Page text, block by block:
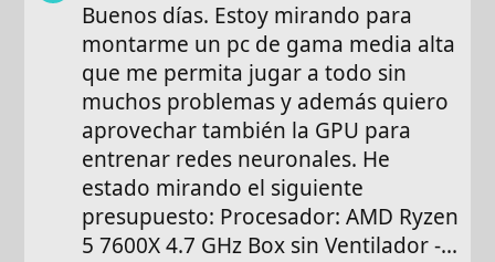
Buenos días. Estoy mirando para
montarme un pc de gama media alta
que me permita jugar a todo sin
muchos problemas y además quiero
aprovechar también la GPU para
entrenar redes neuronales. He
estado mirando el siguiente
presupuesto: Procesador: AMD Ryzen
5 7600X 4.7 GHz Box sin Ventilador -...